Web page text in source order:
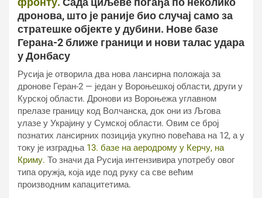
дронова, што је раније био случај само за
стратешке објекте у дубини. Нове базе
Герана-2 ближе граници и нови талас удара
у Донбасу
Русија је отворила два нова лансирна положаја за
дронове Геран-2 — један у Вороњешкој области, други у
Курској области. Дронови из Вороњежа углавном
прелазе границу код Волчанска, док они из Љгова
улазе у Украјину у Сумској области. Овим се број
познатих лансирних позиција укупно повећава на 12, а у
току је изградња 13. базе на аеродрому у Керчу, на
Криму. То значи да Русија интензивира употребу овог
типа оружја, која иде под руку са све већим
производним капацитетима.